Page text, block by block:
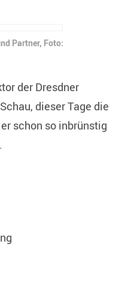
Partner, Foto:
der Dresdner
dieser Tage die
schon so inbrünstig